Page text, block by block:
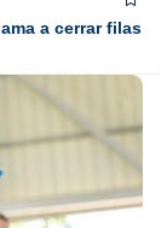
a cerrar filas